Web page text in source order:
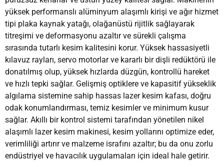
yüksek performanslı alüminyum alaşımlı kirişi ve ağır hizmet
tipi plaka kaynak yatağı, olağanüstü rijitlik sağlayarak
titreşimi ve deformasyonu azaltır ve sürekli çalışma
sırasında tutarlı kesim kalitesini korur. Yüksek hassasiyetli
kılavuz rayları, servo motorlar ve kararlı bir dişli redüktörü ile
donatılmış olup, yüksek hızlarda düzgün, kontrollü hareket
ve hızlı tepki sağlar. Gelişmiş optiklere ve kapasitif yükseklik
algılama sistemine sahip hassas lazer kesim kafası, doğru
odak konumlandırması, temiz kesimler ve minimum kusur
sağlar. Akıllı bir kontrol sistemi tarafından yönetilen nikel
alaşımlı lazer kesim makinesi, kesim yollarını optimize eder,
verimliliği artırır ve malzeme israfını azaltır; bu da onu zorlu
endüstriyel ve havacılık uygulamaları için ideal hale getirir.